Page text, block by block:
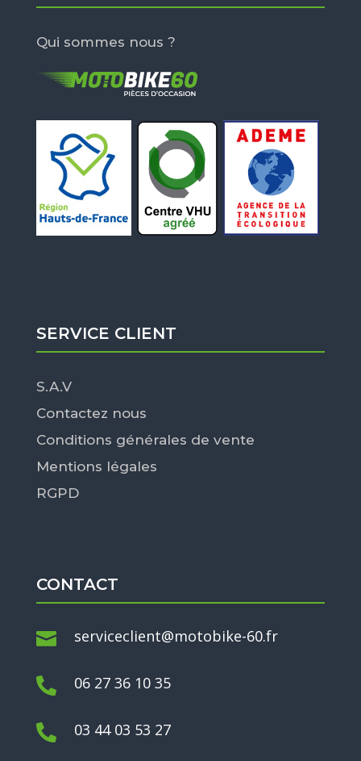
Qui sommes nous ?
SERVICE CLIENT
S.A.V
Contactez nous
Conditions générales de vente
Mentions légales
RGPD
CONTACT
 serviceclient@motobike-60.fr
 06 27 36 10 35
 03 44 03 53 27